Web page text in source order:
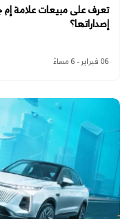
إصداراتها؟
06 فبراير - 6 مساءً